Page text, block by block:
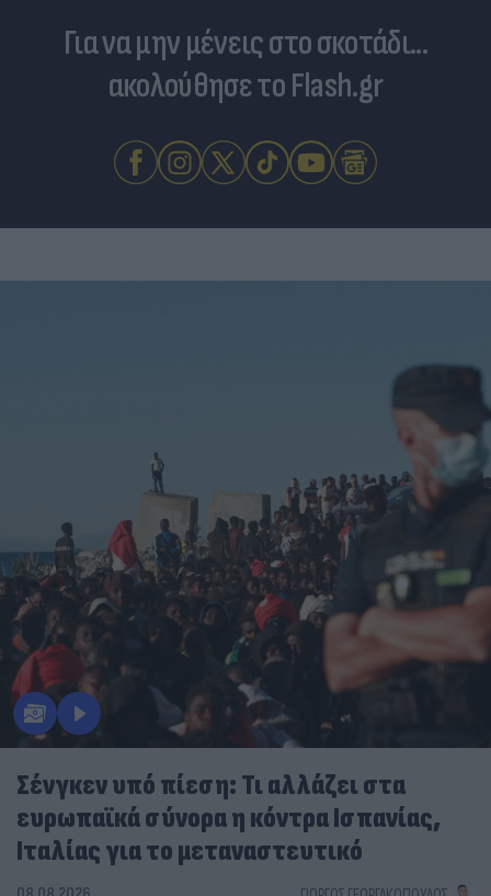
Για να μην μένεις στο σκοτάδι...
ακολούθησε το Flash.gr
Σένγκεν υπό πίεση: Τι αλλάζει στα
ευρωπαϊκά σύνορα η κόντρα Ισπανίας,
Ιταλίας για το μεταναστευτικό